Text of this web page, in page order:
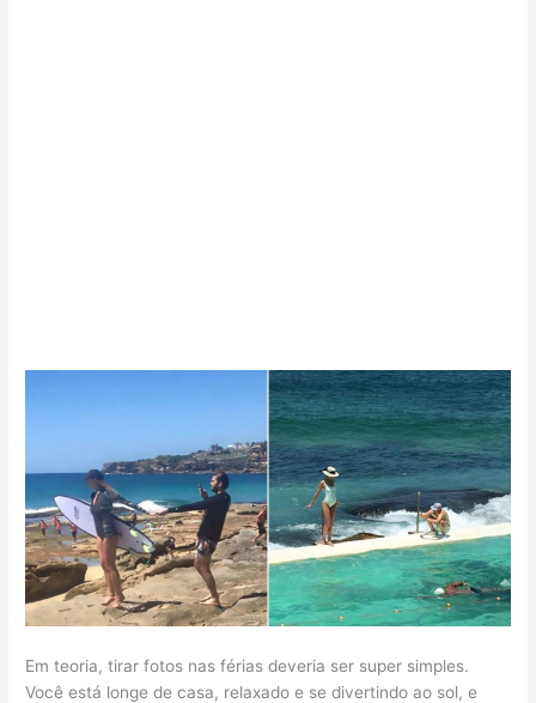
Em teoria, tirar fotos nas férias deveria ser super simples.
Você está longe de casa, relaxado e se divertindo ao sol, e